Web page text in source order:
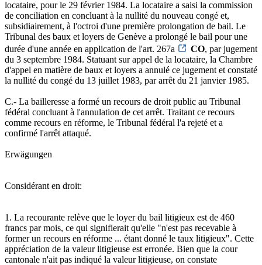
locataire, pour le 29 février 1984. La locataire a saisi la commission
de conciliation en concluant à la nullité du nouveau congé et,
subsidiairement, à l'octroi d'une première prolongation de bail. Le
Tribunal des baux et loyers de Genève a prolongé le bail pour une
durée d'une année en application de l'art. 267a
CO, par jugement
du 3 septembre 1984. Statuant sur appel de la locataire, la Chambre
d'appel en matière de baux et loyers a annulé ce jugement et constaté
la nullité du congé du 13 juillet 1983, par arrêt du 21 janvier 1985.
C.- La bailleresse a formé un recours de droit public au Tribunal
fédéral concluant à l'annulation de cet arrêt. Traitant ce recours
comme recours en réforme, le Tribunal fédéral l'a rejeté et a
confirmé l'arrêt attaqué.
Erwägungen
Considérant en droit:
1. La recourante relève que le loyer du bail litigieux est de 460
francs par mois, ce qui signifierait qu'elle "n'est pas recevable à
former un recours en réforme ... étant donné le taux litigieux". Cette
appréciation de la valeur litigieuse est erronée. Bien que la cour
cantonale n'ait pas indiqué la valeur litigieuse, on constate